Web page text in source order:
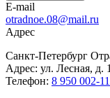
E-mail
otradnoe.08@mail.ru
Адрес
Санкт-Петербург
Адрес: ул. Лесная, д.
Телефон: 8 950 002-